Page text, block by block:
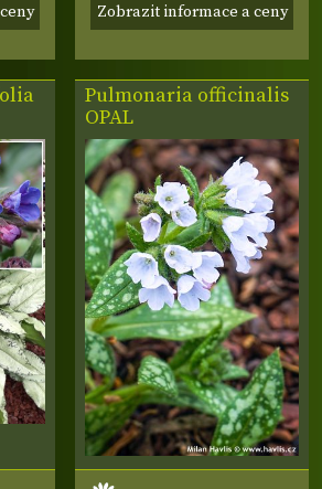
Zobrazit informace a ceny
Pulmonaria officinalis
OPAL